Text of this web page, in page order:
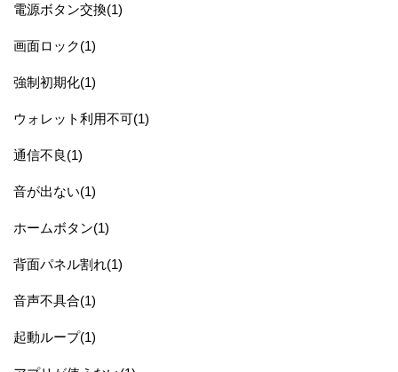
電源ボタン交換(1)
画面ロック(1)
強制初期化(1)
ウォレット利用不可(1)
通信不良(1)
音が出ない(1)
ホームボタン(1)
背面パネル割れ(1)
音声不具合(1)
起動ループ(1)